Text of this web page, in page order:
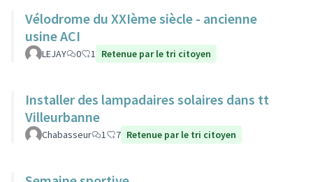
Vélodrome du XXIème siècle - ancienne
usine ACI
LEJAY 0 1 Retenue par le tri citoyen
Installer des lampadaires solaires dans tt
Villeurbanne
Chabasseur 1 7 Retenue par le tri citoyen